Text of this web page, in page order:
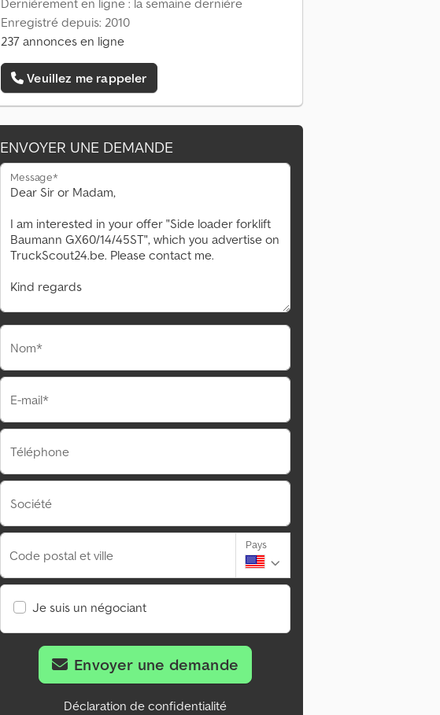
Dernièrement en ligne : la semaine dernière
Enregistré depuis: 2010
237 annonces en ligne
Veuillez me rappeler
ENVOYER UNE DEMANDE
Message*
Nom*
E-mail*
Téléphone
Société
Code postal et ville
Pays
Je suis un négociant
Envoyer une demande
Déclaration de confidentialité